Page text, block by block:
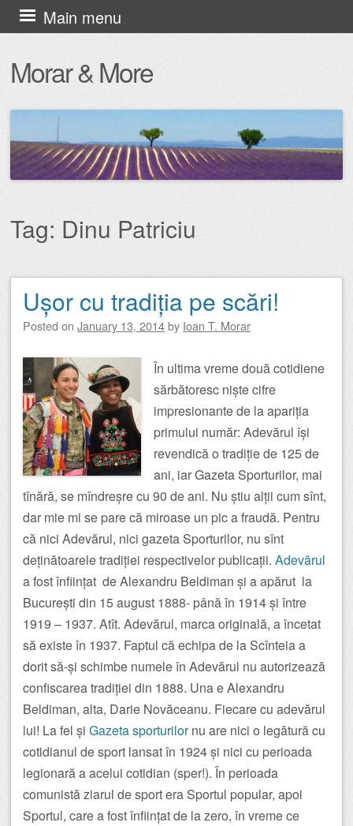
Morar & More
Main menu
Skip
to
content
Tag: Dinu Patriciu
Post navigation
Ușor cu tradiția pe scări!
Posted on January 13, 2014by Ioan T. Morar
În ultima vreme două cotidiene
sărbătoresc niște cifre
impresionante de la apariția
primului număr: Adevărul își
revendică o tradiție de 125 de
ani, iar Gazeta Sporturilor, mai
tînără, se mîndreșre cu 90 de ani. Nu știu alții cum sînt,
dar mie mi se pare că miroase un pic a fraudă. Pentru
că nici Adevărul, nici gazeta Sporturilor, nu sînt
deținătoarele tradiției respectivelor publicații. Adevărul
a fost înființat de Alexandru Beldiman și a apărut la
București din 15 august 1888- până în 1914 și între
1919 – 1937. Atît. Adevărul, marca originală, a încetat
să existe în 1937. Faptul că echipa de la Scînteia a
dorit să-și schimbe numele în Adevărul nu autorizează
confiscarea tradiției din 1888. Una e Alexandru
Beldiman, alta, Darie Novăceanu. Fiecare cu adevărul
lui! La fel și Gazeta sporturilornu are nici o legătură cu
cotidianul de sport lansat în 1924 și nici cu perioada
legionară a acelui cotidian (sper!). În perioada
comunistă ziarul de sport era Sportul popular, apoi
Sportul, care a fost înființat de la zero, în vreme ce